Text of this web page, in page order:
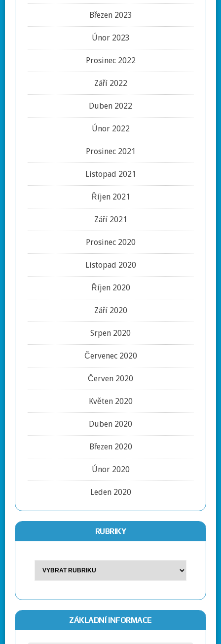
Březen 2023
Únor 2023
Prosinec 2022
Září 2022
Duben 2022
Únor 2022
Prosinec 2021
Listopad 2021
Říjen 2021
Září 2021
Prosinec 2020
Listopad 2020
Říjen 2020
Září 2020
Srpen 2020
Červenec 2020
Červen 2020
Květen 2020
Duben 2020
Březen 2020
Únor 2020
Leden 2020
RUBRIKY
ZÁKLADNÍ INFORMACE